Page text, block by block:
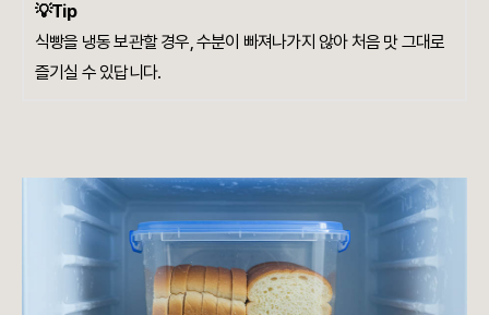
💡Tip
식빵을 냉동 보관할 경우, 수분이 빠져나가지 않아 처음 맛 그대로
즐기실 수 있답니다.